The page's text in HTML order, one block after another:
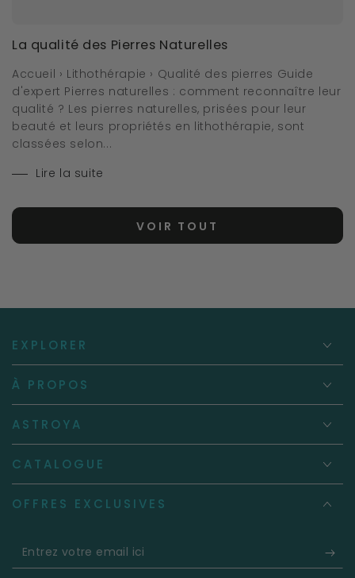
La qualité des Pierres Naturelles
Accueil › Lithothérapie › Qualité des pierres Guide
d'expert Pierres naturelles : comment reconnaître leur
qualité ? Les pierres naturelles, prisées pour leur
beauté et leurs propriétés en lithothérapie, sont
classées selon...
Lire la suite
VOIR TOUT
EXPLORER
À PROPOS
ASTROYA
CATALOGUE
OFFRES EXCLUSIVES
Entrez
votre